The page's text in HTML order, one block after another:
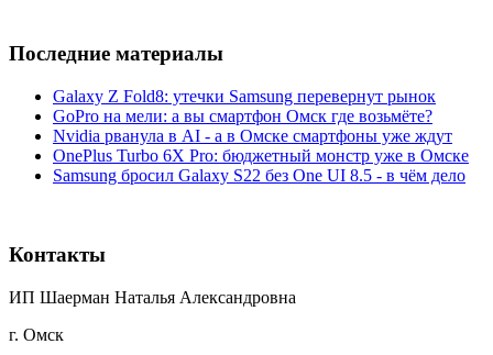
Последние материалы
Galaxy Z Fold8: утечки Samsung перевернут рынок
GoPro на мели: а вы смартфон Омск где возьмёте?
Nvidia рванула в AI - а в Омске смартфоны уже ждут
OnePlus Turbo 6X Pro: бюджетный монстр уже в Омске
Samsung бросил Galaxy S22 без One UI 8.5 - в чём дело
Контакты
ИП Шаерман Наталья Александровна
г. Омск